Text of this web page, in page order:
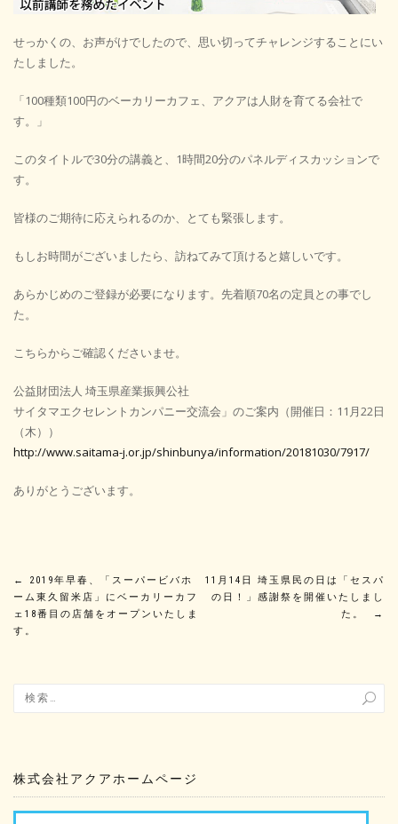
せっかくの、お声がけでしたので、思い切ってチャレンジすることにい
たしました。
「100種類100円のベーカリーカフェ、アクアは人財を育てる会社で
す。」
このタイトルで30分の講義と、1時間20分のパネルディスカッションで
す。
皆様のご期待に応えられるのか、とても緊張します。
もしお時間がございましたら、訪ねてみて頂けると嬉しいです。
あらかじめのご登録が必要になります。先着順70名の定員との事でし
た。
こちらからご確認くださいませ。
公益財団法人 埼玉県産業振興公社
サイタマエクセレントカンパニー交流会」のご案内（開催日：11月22日
（木））
http://www.saitama-j.or.jp/shinbunya/information/20181030/7917/
ありがとうございます。
投
稿
ビ
ー
シ
←
2019年早春、「スーパービバホ
ーム東久留米店」にベーカリーカフ
ェ18番目の店舗をオープンいたしま
す。
11月14日 埼玉県民の日は「セスパ
の日！」感謝祭を開催いたしまし
た。
→
株式会社アクアホームページ